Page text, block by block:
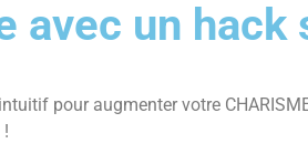
avec un hack
pour augmenter votre